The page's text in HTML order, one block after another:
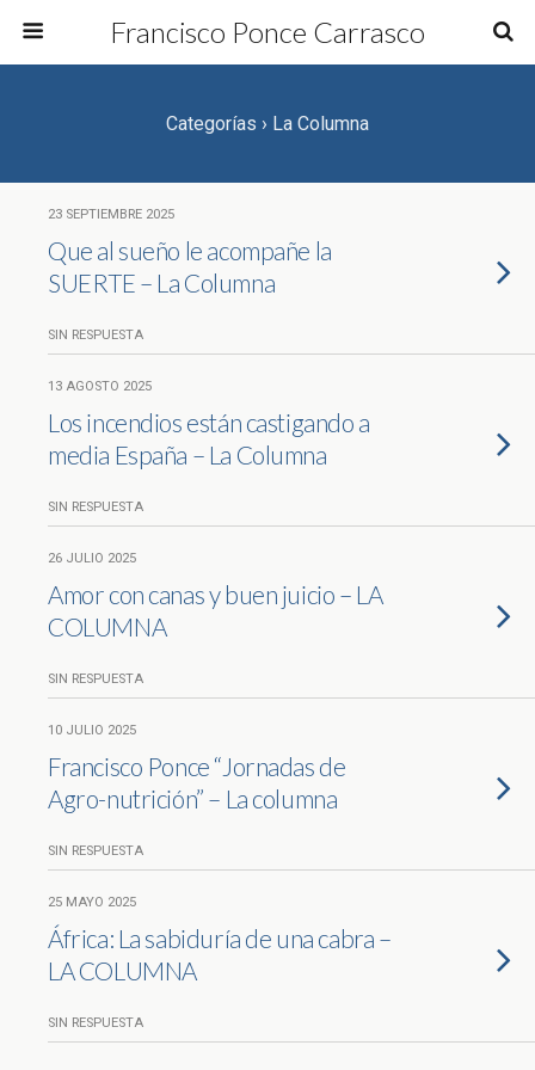
Francisco Ponce Carrasco
Categorías › La Columna
23 SEPTIEMBRE 2025
Que al sueño le acompañe la
SUERTE – La Columna
SIN RESPUESTA
13 AGOSTO 2025
Los incendios están castigando a
media España – La Columna
SIN RESPUESTA
26 JULIO 2025
Amor con canas y buen juicio – LA
COLUMNA
SIN RESPUESTA
10 JULIO 2025
Francisco Ponce “Jornadas de
Agro-nutrición” – La columna
SIN RESPUESTA
25 MAYO 2025
África: La sabiduría de una cabra –
LA COLUMNA
SIN RESPUESTA